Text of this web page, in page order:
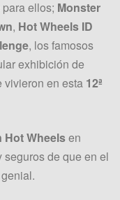
ellos; Monster
, Hot Wheels ID
, los famosos
exhibición de
vivieron en esta 12ª
Hot Wheelsen
seguros de que en el